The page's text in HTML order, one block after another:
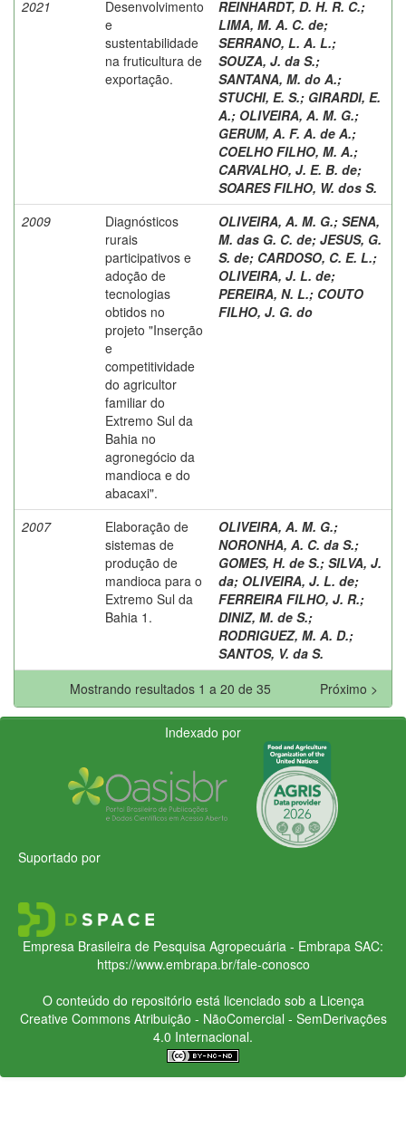
2021
Desenvolvimento
e
sustentabilidade
na fruticultura de
exportação.
REINHARDT, D. H. R. C.;
LIMA, M. A. C. de;
SERRANO, L. A. L.;
SOUZA, J. da S.;
SANTANA, M. do A.;
STUCHI, E. S.; GIRARDI, E.
A.; OLIVEIRA, A. M. G.;
GERUM, A. F. A. de A.;
COELHO FILHO, M. A.;
CARVALHO, J. E. B. de;
SOARES FILHO, W. dos S.
2009
Diagnósticos
rurais
participativos e
adoção de
tecnologias
obtidos no
projeto "Inserção
e
competitividade
do agricultor
familiar do
Extremo Sul da
Bahia no
agronegócio da
mandioca e do
abacaxi".
OLIVEIRA, A. M. G.; SENA,
M. das G. C. de; JESUS, G.
S. de; CARDOSO, C. E. L.;
OLIVEIRA, J. L. de;
PEREIRA, N. L.; COUTO
FILHO, J. G. do
2007
Elaboração de
sistemas de
produção de
mandioca para o
Extremo Sul da
Bahia 1.
OLIVEIRA, A. M. G.;
NORONHA, A. C. da S.;
GOMES, H. de S.; SILVA, J.
da; OLIVEIRA, J. L. de;
FERREIRA FILHO, J. R.;
DINIZ, M. de S.;
RODRIGUEZ, M. A. D.;
SANTOS, V. da S.
Mostrando resultados 1 a 20 de 35
Próximo >
Indexado por
Suportado por
Empresa Brasileira de Pesquisa Agropecuária - Embrapa SAC:
https://www.embrapa.br/fale-conosco
O conteúdo do repositório está licenciado sob a Licença
Creative CommonsAtribuição - NãoComercial - SemDerivações
4.0 Internacional.